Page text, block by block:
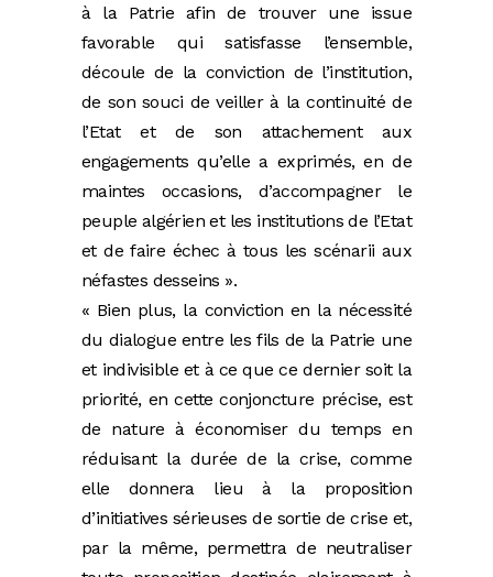
à la Patrie afin de trouver une issue
favorable qui satisfasse l’ensemble,
découle de la conviction de l’institution,
de son souci de veiller à la continuité de
l’Etat et de son attachement aux
engagements qu’elle a exprimés, en de
maintes occasions, d’accompagner le
peuple algérien et les institutions de l’Etat
et de faire échec à tous les scénarii aux
néfastes desseins ».
« Bien plus, la conviction en la nécessité
du dialogue entre les fils de la Patrie une
et indivisible et à ce que ce dernier soit la
priorité, en cette conjoncture précise, est
de nature à économiser du temps en
réduisant la durée de la crise, comme
elle donnera lieu à la proposition
d’initiatives sérieuses de sortie de crise et,
par la même, permettra de neutraliser